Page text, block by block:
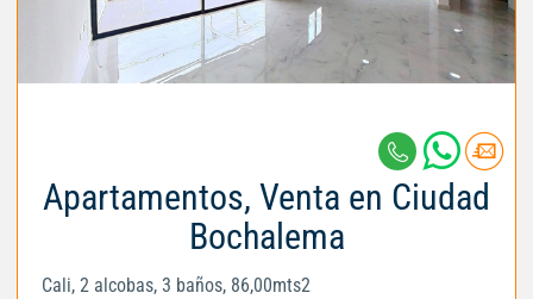
Apartamentos, Venta en Ciudad
Bochalema
Cali, 2 alcobas, 3 baños, 86,00mts2